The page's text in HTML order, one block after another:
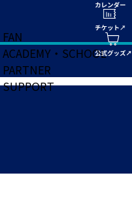
FAN
ACADEMY・SCHOOL
PARTNER
SUPPORT